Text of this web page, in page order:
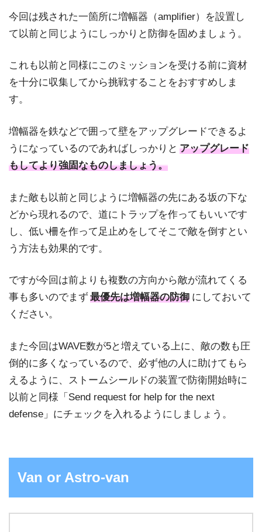
今回は残された一箇所に増幅器（amplifier）を設置し
て以前と同じようにしっかりと防御を固めましょう。
これも以前と同様にこのミッションを受ける前に資材
を十分に収集してから挑戦することをおすすめしま
す。
増幅器を鉄などで囲って壁をアップグレードできるよ
うになっているのであればしっかりと アップグレード
もしてより強固なものしましょう。
また敵も以前と同じように増幅器の先にある坂の下な
どから現れるので、道にトラップを作ってもいいです
し、低い柵を作って足止めをしてそこで敵を倒すとい
う方法も効果的です。
ですが今回は前よりも複数の方向から敵が流れてくる
事も多いのでまず 最優先は増幅器の防御 にしておいて
ください。
また今回はWAVE数が5と増えている上に、敵の数も圧
倒的に多くなっているので、必ず他の人に助けてもら
えるように、ストームシールドの装置で防衛開始時に
以前と同様「Send request for help for the next
defense」にチェックを入れるようにしましょう。
Van or Astro-van